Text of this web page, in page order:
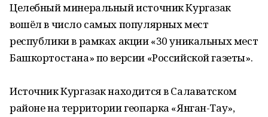
Целебный минеральный источник Кургазак
вошёл в число самых популярных мест
республики в рамках акции «30 уникальных мест
Башкортостана» по версии «Российской газеты».
Источник Кургазак находится в Салаватском
районе на территории геопарка «Янган-Тау»,